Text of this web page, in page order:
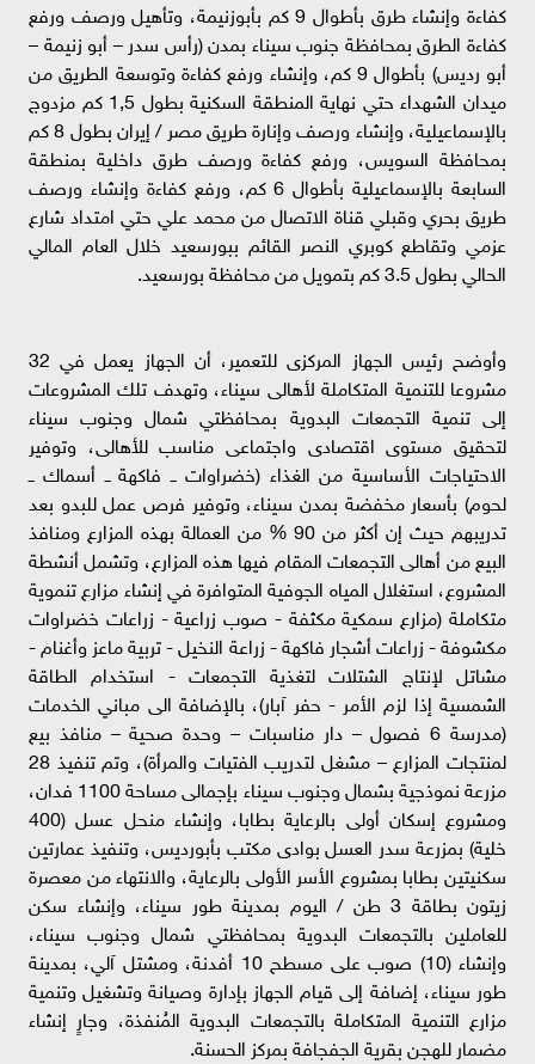
كفاءة وإنشاء طرق بأطوال 9 كم بأبوزنيمة، وتأهيل ورصف ورفع
كفاءة الطرق بمحافظة جنوب سيناء بمدن (رأس سدر – أبو زنيمة –
أبو رديس) بأطوال 9 كم، وإنشاء ورفع كفاءة وتوسعة الطريق من
ميدان الشهداء حتي نهاية المنطقة السكنية بطول 1,5 كم مزدوج
بالإسماعيلية، وإنشاء ورصف وإنارة طريق مصر / إيران بطول 8 كم
بمحافظة السويس، ورفع كفاءة ورصف طرق داخلية بمنطقة
السابعة بالإسماعيلية بأطوال 6 كم، ورفع كفاءة وإنشاء ورصف
طريق بحري وقبلي قناة الاتصال من محمد علي حتي امتداد شارع
عزمي وتقاطع كوبري النصر القائم ببورسعيد خلال العام المالي
الحالي بطول 3.5 كم بتمويل من محافظة بورسعيد.
وأوضح رئيس الجهاز المركزى للتعمير، أن الجهاز يعمل في 32
مشروعا للتنمية المتكاملة لأهالى سيناء، وتهدف تلك المشروعات
إلى تنمية التجمعات البدوية بمحافظتي شمال وجنوب سيناء
لتحقيق مستوى اقتصادى واجتماعى مناسب للأهالى، وتوفير
الاحتياجات الأساسية من الغذاء (خضراوات ــ فاكهة ــ أسماك ــ
لحوم) بأسعار مخفضة بمدن سيناء، وتوفير فرص عمل للبدو بعد
تدريبهم حيث إن أكثر من 90 % من العمالة بهذه المزارع ومنافذ
البيع من أهالى التجمعات المقام فيها هذه المزارع، وتشمل أنشطة
المشروع، استغلال المياه الجوفية المتوافرة في إنشاء مزارع تنموية
متكاملة (مزارع سمكية مكثفة - صوب زراعية - زراعات خضراوات
مكشوفة - زراعات أشجار فاكهة - زراعة النخيل - تربية ماعز وأغنام -
مشاتل لإنتاج الشتلات لتغذية التجمعات - استخدام الطاقة
الشمسية إذا لزم الأمر - حفر آبار)، بالإضافة الى مباني الخدمات
(مدرسة 6 فصول – دار مناسبات – وحدة صحية – منافذ بيع
لمنتجات المزارع – مشغل لتدريب الفتيات والمرأة)، وتم تنفيذ 28
مزرعة نموذجية بشمال وجنوب سيناء بإجمالى مساحة 1100 فدان،
ومشروع إسكان أولى بالرعاية بطابا، وإنشاء منحل عسل (400
خلية) بمزرعة سدر العسل بوادى مكتب بأبورديس، وتنفيذ عمارتين
سكنيتين بطابا بمشروع الأسر الأولى بالرعاية، والانتهاء من معصرة
زيتون بطاقة 3 طن / اليوم بمدينة طور سيناء، وإنشاء سكن
للعاملين بالتجمعات البدوية بمحافظتي شمال وجنوب سيناء،
وإنشاء (10) صوب على مسطح 10 أفدنة، ومشتل آلي، بمدينة
طور سيناء، إضافة إلى قيام الجهاز بإدارة وصيانة وتشغيل وتنمية
مزارع التنمية المتكاملة بالتجمعات البدوية المُنفذة، وجارٍ إنشاء
مضمار للهجن بقرية الجفجافة بمركز الحسنة.